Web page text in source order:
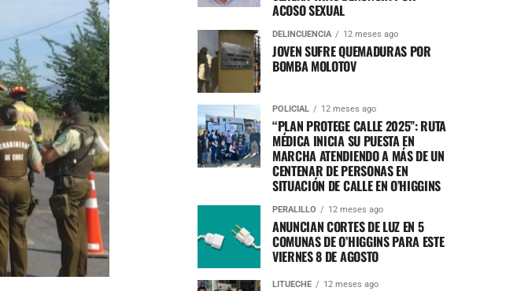
ACOSO SEXUAL
DELINCUENCIA 12 meses ago
JOVEN SUFRE QUEMADURAS POR
BOMBA MOLOTOV
POLICIAL 12 meses ago
“PLAN PROTEGE CALLE 2025”: RUTA
MÉDICA INICIA SU PUESTA EN
MARCHA ATENDIENDO A MÁS DE UN
CENTENAR DE PERSONAS EN
SITUACIÓN DE CALLE EN O’HIGGINS
PERALILLO 12 meses ago
ANUNCIAN CORTES DE LUZ EN 5
COMUNAS DE O’HIGGINS PARA ESTE
VIERNES 8 DE AGOSTO
LITUECHE 12 meses ago